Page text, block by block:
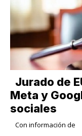
Jurado de
Meta y
sociales
Con información de